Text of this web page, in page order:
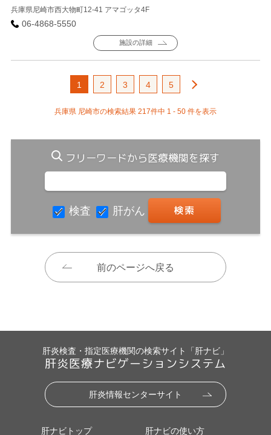
兵庫県尼崎市西大物町12-41 アマゴッタ4F
06-4868-5550
施設の詳細
1 2 3 4 5
兵庫県 尼崎市の検索結果 217件中 1 - 50 件を表示
フリーワードから医療機関を探す
検査 肝がん
前のページへ戻る
肝炎検査・指定医療機関の検索サイト「肝ナビ」
肝炎医療ナビゲーションシステム
肝炎情報センターサイト
肝ナビトップ 肝ナビの使い方